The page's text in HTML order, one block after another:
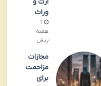
وراث
1
هفته
پیش
مجازات
مزاحمت
برای